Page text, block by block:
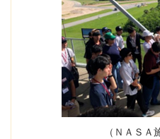
（ＮＡＳＡ